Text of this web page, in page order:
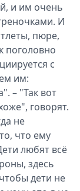
и им очень
И
пюре,
поголовно
с
им:
– "Так вот
говорят.
не
что ему
любят всё
здесь
дети не